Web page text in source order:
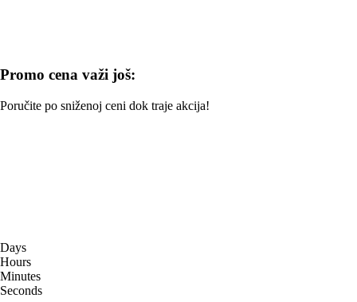
Promo cena važi još:
Poručite po sniženoj ceni dok traje akcija!
Days
Hours
Minutes
Seconds